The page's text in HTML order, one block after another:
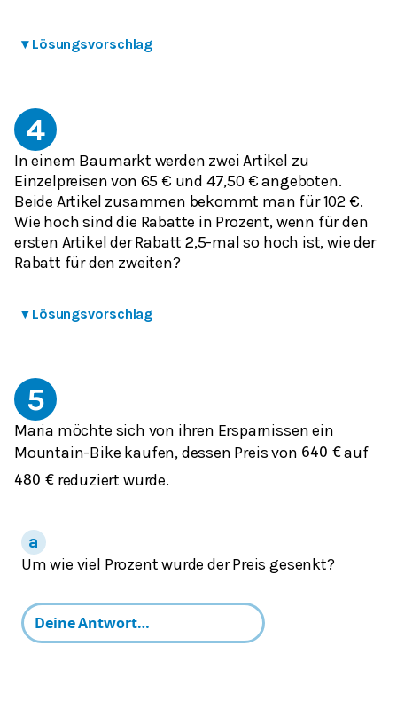
▾ Lösungsvorschlag
4
In einem Baumarkt werden zwei Artikel zu
Einzelpreisen von 65 € und 47,50 € angeboten.
Beide Artikel zusammen bekommt man für 102 €.
Wie hoch sind die Rabatte in Prozent, wenn für den
ersten Artikel der Rabatt 2,5-mal so hoch ist, wie der
Rabatt für den zweiten?
▾ Lösungsvorschlag
5
Maria möchte sich von ihren Ersparnissen ein
Mountain-Bike kaufen, dessen Preis von 640 €auf
480 € reduziert wurde.
Um wie viel Prozent wurde der Preis gesenkt?